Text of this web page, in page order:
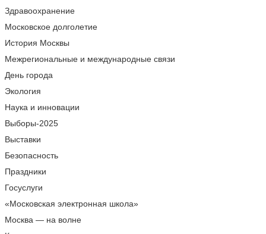
Здравоохранение
Московское долголетие
История Москвы
Межрегиональные и международные связи
День города
Экология
Наука и инновации
Выборы-2025
Выставки
Безопасность
Праздники
Госуслуги
«Московская электронная школа»
Москва — на волне